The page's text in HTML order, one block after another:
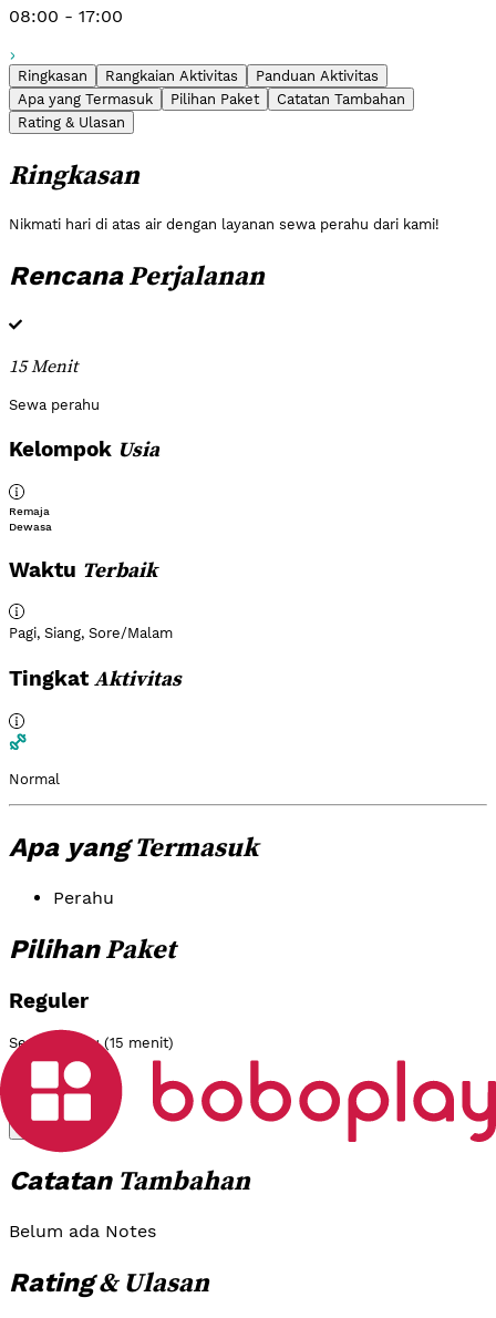
08:00 - 17:00
Ringkasan Rangkaian Aktivitas
Panduan Aktivitas
Apa yang Termasuk
Pilihan Paket
Catatan Tambahan
Rating & Ulasan
Ringkasan
Nikmati hari di atas air dengan layanan sewa perahu dari kami!
RencanaPerjalanan
15 Menit
Sewa perahu
Kelompok Usia
Remaja
Dewasa
Waktu Terbaik
Pagi, Siang, Sore/Malam
Tingkat Aktivitas
Normal
Apa yangTermasuk
Perahu
PilihanPaket
Reguler
Sewa Perahu (15 menit)
Rp 50.000
CatatanTambahan
Belum ada Notes
Rating& Ulasan